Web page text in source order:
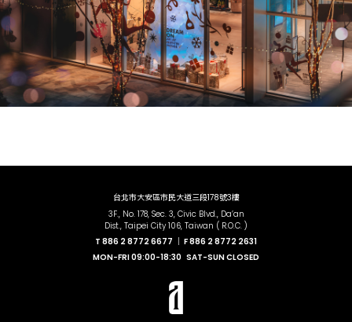
台北市大安區市民大道三段178號3樓
3F., No. 178, Sec. 3, Civic Blvd., Da’an
Dist., Taipei City 106, Taiwan ( R.O.C. )
T 886 2 8772 6677 ｜ F886 2 8772 2631
MON-FRI09:00-18:30 SAT-SUNCLOSED